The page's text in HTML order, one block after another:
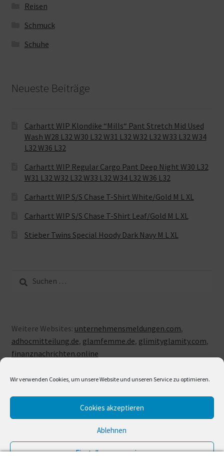
Wir verwenden Cookies, um unsere Website und unseren Service zu optimieren.
Cookies akzeptieren
Ablehnen
Einstellungen anzeigen
Reisen
Schmuck
Schuhe
Neueste Beiträge
Carhartt WIP Klondike “Mills“ Pant Stretch Mid Used
Wash W28 L32 W30 L32 W31 L32 W32 L32 W33 L32 W34
L32 W36 L32
Carhartt WIP Regular Cargo Pant Deep Night W30 L32
W31 L32 W32 L32 W33 L32 W34 L32 W36 L32
Carhartt WIP S/S Chase T-Shirt White/Gold M L XL
Carhartt WIP S/S Chase T-Shirt Leaf/Gold M L XL
Stieber Twins Special Hoody Dark Navy M L XL
nach:
Weitere Websites: unternehmensmeldungen.com,
adhocmitteilung.de, glamfemme.de, glimityglamity.com,
finanznachrichten.online
© LUXUSLOVE 2026
Erstellt mit Storefront & WooCommerce